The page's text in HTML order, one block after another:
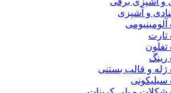
و آشپزی
تارت
تفلون
رینگ
ژله و قالب بستنی
سیلیکونی